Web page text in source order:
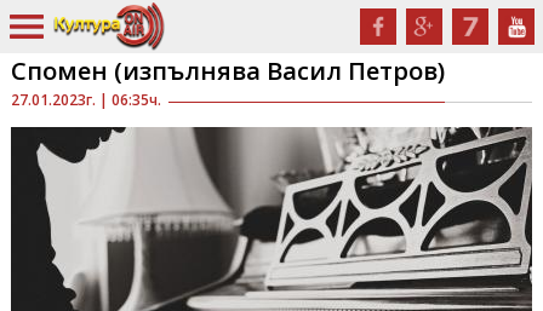
27.01.2023г. | 06:35ч.
Спомен (изпълнява Васил Петров)